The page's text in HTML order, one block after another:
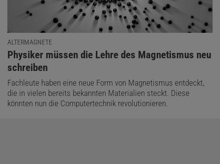
ALTERMAGNETE
:
Physiker müssen die Lehre des Magnetismus neu
schreiben
Fachleute haben eine neue Form von Magnetismus entdeckt,
die in vielen bereits bekannten Materialien steckt. Diese
könnten nun die Computertechnik revolutionieren.